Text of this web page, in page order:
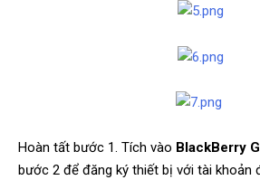
Hoàn tất bước 1. Tích vào BlackBerry
bước 2 để đăng ký thiết bị với tài khoản